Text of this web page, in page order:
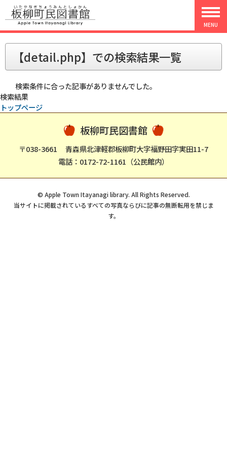
MENU
【detail.php】での検索結果一覧
検索条件に合った記事がありませんでした。
検索結果
トップページ
板柳町民図書館
〒038-3661
青森県北津軽郡板柳町大字福野田字実田11-7
電話：0172-72-1161（公民館内）
© Apple Town Itayanagi library. All Rights Reserved.
当サイトに掲載されているすべての写真ならびに記事の無断転用を禁じま
す。